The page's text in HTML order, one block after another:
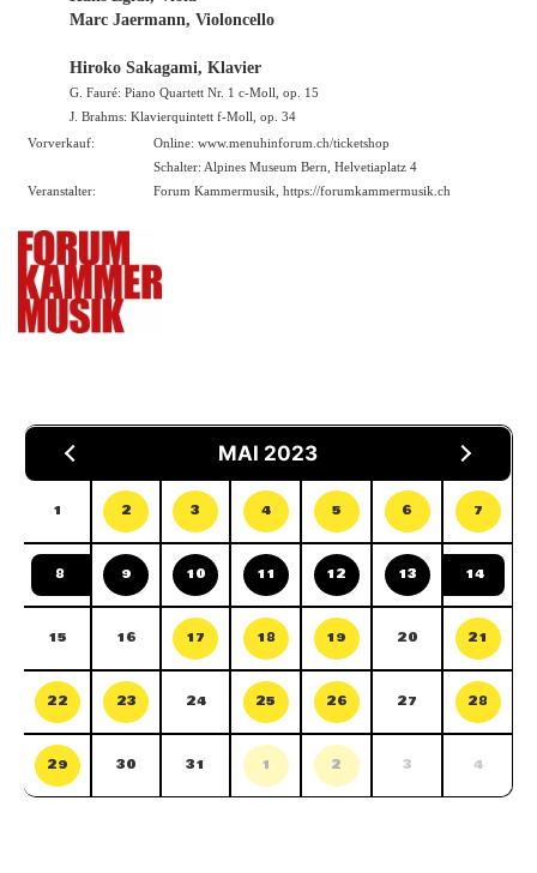
Marc Jaermann, Violoncello
Hiroko Sakagami, Klavier
G. Fauré: Piano Quartett Nr. 1 c-Moll, op. 15
J. Brahms: Klavierquintett f-Moll, op. 34
Vorverkauf:
Online: www.menuhinforum.ch/ticketshop
Schalter: Alpines Museum Bern, Helvetiaplatz 4
Veranstalter:
Forum Kammermusik, https://forumkammermusik.ch
MAI 2023
1 2 3 4 5 6 7
8 9 10 11 12 13 14
15 16 17 18 19 20 21
22 23 24 25 26 27 28
29 30 31 1 2 3 4